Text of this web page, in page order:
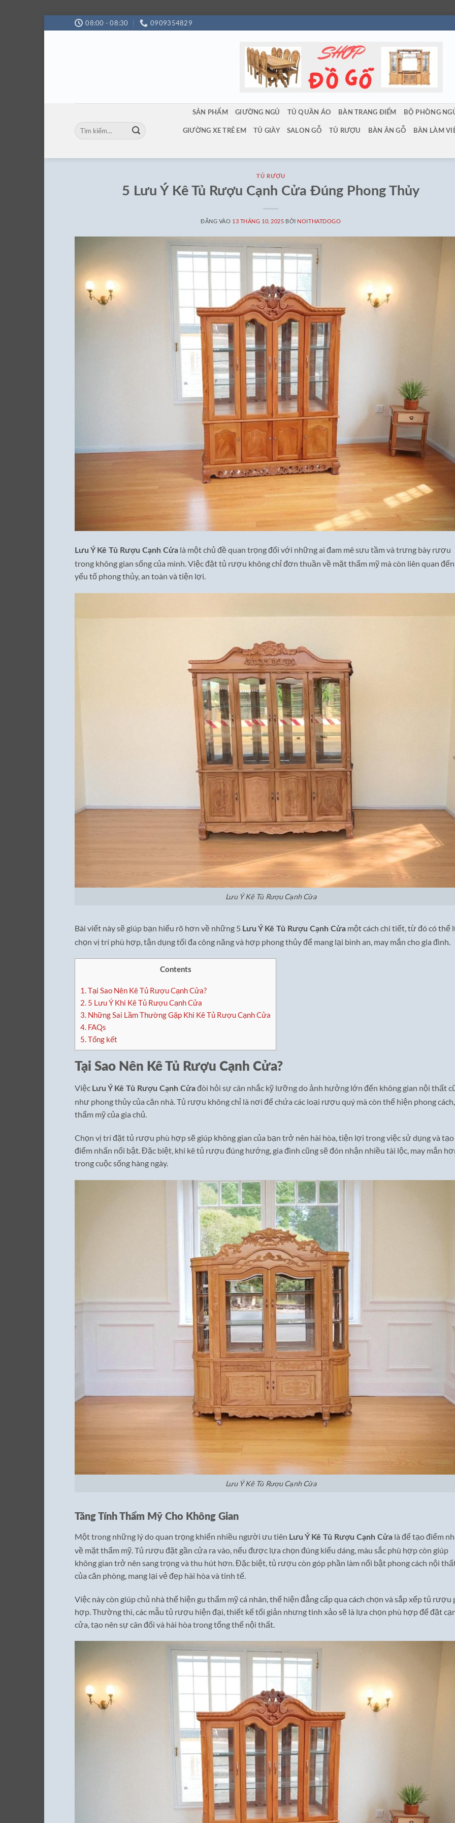
qua
08:00 - 08:30 0909354829
Tìm
kiếm:
SẢN PHẨM GIƯỜNG NGỦ TỦ QUẦN ÁO BÀN TRANG ĐIỂM BỘ PHÒNG
GIƯỜNG XE TRẺ EM TỦ GIÀY SALON GỖ TỦ RƯỢU BÀN ĂN GỖ BÀN LÀM
TỦ RƯỢU
5 Lưu Ý Kê Tủ Rượu Cạnh Cửa Đúng Phong Thủy
ĐĂNG VÀO 13 THÁNG 10, 2025 BỞI NOITHATDOGO
Lưu Ý Kê Tủ Rượu Cạnh Cửa là một chủ đề quan trọng đối với những ai đam mê sưu tầm và trưng bày rượu
trong không gian sống của mình. Việc đặt tủ rượu không chỉ đơn thuần về mặt thẩm mỹ mà còn liên quan đến
yếu tố phong thủy, an toàn và tiện lợi.
Lưu Ý Kê Tủ Rượu Cạnh Cửa
Bài viết này sẽ giúp bạn hiểu rõ hơn về những 5 Lưu Ý Kê Tủ Rượu Cạnh Cửa một cách chi tiết, từ đó có thể
chọn vị trí phù hợp, tận dụng tối đa công năng và hợp phong thủy để mang lại bình an, may mắn cho gia đình.
Contents
1.Tại Sao Nên Kê Tủ Rượu Cạnh Cửa?
2. 5 Lưu Ý Khi Kê Tủ Rượu Cạnh Cửa
3. Những Sai Lầm Thường Gặp Khi Kê Tủ Rượu Cạnh Cửa
4. FAQs
5.Tổng kết
Tại Sao Nên Kê Tủ Rượu Cạnh Cửa?
Việc Lưu Ý Kê Tủ Rượu Cạnh Cửađòi hỏi sự cân nhắc kỹ lưỡng do ảnh hưởng lớn đến không gian nội thất
như phong thủy của căn nhà. Tủ rượu không chỉ là nơi để chứa các loại rượu quý mà còn thể hiện phong
thẩm mỹ của gia chủ.
Chọn vị trí đặt tủ rượu phù hợp sẽ giúp không gian của bạn trở nên hài hòa, tiện lợi trong việc sử dụng và tạo
điểm nhấn nổi bật. Đặc biệt, khi kê tủ rượu đúng hướng, gia đình cũng sẽ đón nhận nhiều tài lộc, may mắn
trong cuộc sống hàng ngày.
Lưu Ý Kê Tủ Rượu Cạnh Cửa
Tăng Tính Thẩm Mỹ Cho Không Gian
Một trong những lý do quan trọng khiến nhiều người ưu tiên Lưu Ý Kê Tủ Rượu Cạnh Cửa là để tạo điểm
về mặt thẩm mỹ. Tủ rượu đặt gần cửa ra vào, nếu được lựa chọn đúng kiểu dáng, màu sắc phù hợp còn giúp
không gian trở nên sang trọng và thu hút hơn. Đặc biệt, tủ rượu còn góp phần làm nổi bật phong cách nội
của căn phòng, mang lại vẻ đẹp hài hòa và tinh tế.
Việc này còn giúp chủ nhà thể hiện gu thẩm mỹ cá nhân, thể hiện đẳng cấp qua cách chọn và sắp xếp tủ rượu
hợp. Thường thì, các mẫu tủ rượu hiện đại, thiết kế tối giản nhưng tinh xảo sẽ là lựa chọn phù hợp để đặt
cửa, tạo nên sự cân đối và hài hòa trong tổng thể nội thất.